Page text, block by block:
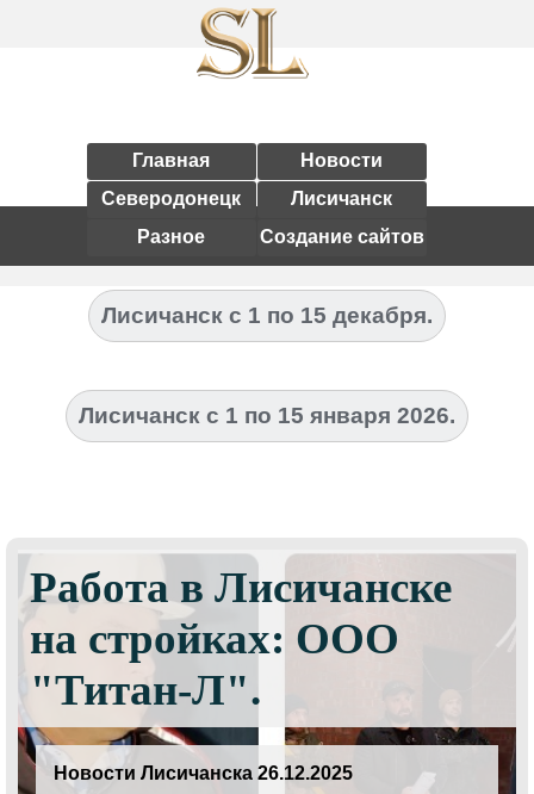
Главная
Новости
Северодонецк
Лисичанск
Разное
Создание сайтов
Лисичанск с 1 по 15 декабря.
Лисичанск с 1 по 15 января 2026.
Работа в Лисичанске
на стройках: ООО
"Титан-Л".
Новости Лисичанска 26.12.2025